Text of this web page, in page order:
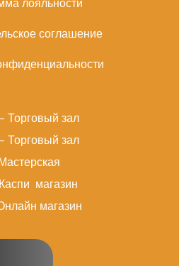
соглашение
Торговый зал
Торговый зал
магазин
магазин